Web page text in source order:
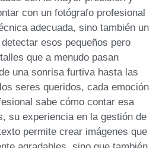
con un fotógrafo ‍profesional
adecuada, ⁣sino⁢ también un⁣
esos pequeños pero
​que a menudo pasan
una sonrisa furtiva hasta las
seres queridos, cada emoción
sabe ‍cómo contar esa
su experiencia⁢ en la gestión de
permite crear imágenes que